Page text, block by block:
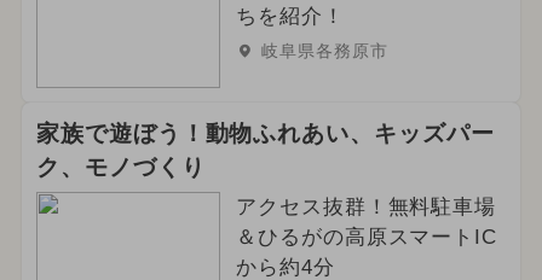
ちを紹介！
岐阜県各務原市
家族で遊ぼう！動物ふれあい、キッズパー
ク、モノづくり
アクセス抜群！無料駐車場
＆ひるがの高原スマートIC
から約4分